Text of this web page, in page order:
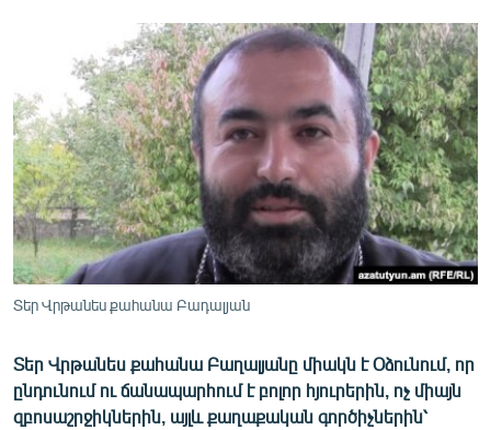
ՏԱՐԱԾԱՇՐՋԱՆ
ՄԻՋԱԶԳԱՅԻՆ
ՄՇԱԿՈՒՅԹ
ՍՊՈՐՏ
ՄԵԿՆԱԲԱՆՈՒԹՅՈՒՆ
ՏՏ ԵՒ ԻՆՏԵՐՆԵՏ
ՏԵՍԱՆՅՈՒԹԵՐ
ԲԱՆԱՎԵՃ
Տեր Վրթանես քահանա Բադալյան
Տեր Վրթանես քահանա Բաղալյանը միակն է Օձունում, որ
ընդունում ու ճանապարհում է բոլոր հյուրերին, ոչ միայն
զբոսաշրջիկներին, այլև քաղաքական գործիչներին՝